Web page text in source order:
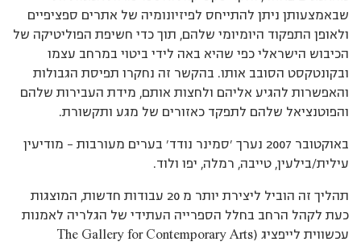
שבאמצעותן ניתן להתייחס לפיזיונומיה של אתרים ספציפיים
ולאופן התפקוד היומיומי שלהם, תוך כדי חשיפת הפוליטיקה של
הכיבוש הישראלי כפי שהיא באה לידי ביטוי במרחב עצמו
ובקונטקסט הסובב אותו. בהקשר זה נחקרו תפיסת הגבולות
והאפשרות להגיע אליהם ולחצות אותם, מידת העבירות שלהם
והפוטנציאל שלהם לתפקד כאזורים של מגע ותקשורת.
באוקטובר 2007 נערך ’סמינר נודד’ בערים מעורבות – מודיעין
עילית/בילעין, טייבה, רמלה, יפו ולוד.
תהליך זה הוביל ליצירת יותר מ 20 עבודות חדשות, המוצגות
כעת לקהל הרחב בחלל הספרייה העתידי של הגלריה לאמנות
עכשווית לייפציג (The Gallery for Contemporary Arts